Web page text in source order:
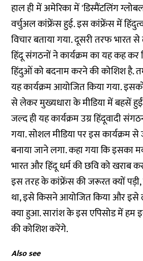
हाल ही में अमेरिका में 'डिस्मैंटलिंग
वर्चुअल कांफ्रेंस हुई. इस कांफ्रेंस में
विचार बताया गया. दूसरी तरफ
हिंदू संगठनों ने कार्यक्रम का यह कह कर
हिंदुओं को बदनाम करने की कोशिश है.
यह कार्यक्रम आयोजित किया गया.
से लेकर मुख्यधारा के मीडिया में बहसें
जल्द ही यह कार्यक्रम उग्र हिंदूवादी
गया. सोशल मीडिया पर इस कार्यक्रम से
बनाया जाने लगा. कहा गया कि इसका
भारत और हिंदू धर्म की छवि को खराब
इस तरह के कांफ्रेंस की जरूरत क्यों
था, इसे किसने आयोजित किया और
क्या हुआ. सारांश के इस एपिसोड में हम
की कोशिश करेंगे.
Also see